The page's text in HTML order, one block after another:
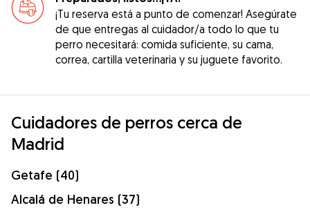
¡Tu reserva está a punto de comenzar! Asegúrate
de que entregas al cuidador/a todo lo que tu
perro necesitará: comida suficiente, su cama,
correa, cartilla veterinaria y su juguete favorito.
Cuidadores de perros cerca de
Madrid
Getafe (40)
Alcalá de Henares (37)